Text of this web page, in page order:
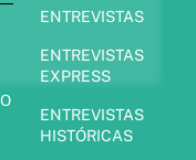
ENTREVISTAS
ENTREVISTAS
EXPRESS
ENTREVISTAS
HISTÓRICAS